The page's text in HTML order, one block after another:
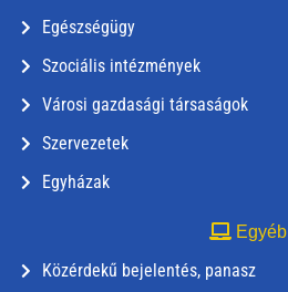
Egészségügy
Szociális intézmények
Városi gazdasági társaságok
Szervezetek
Egyházak
Egyéb
Közérdekű bejelentés, panasz